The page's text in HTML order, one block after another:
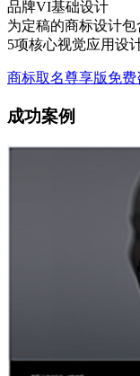
品牌VI基础设计
为定稿的商标设计
5项核心视觉应用设计
商标取名尊享版免费
成功案例